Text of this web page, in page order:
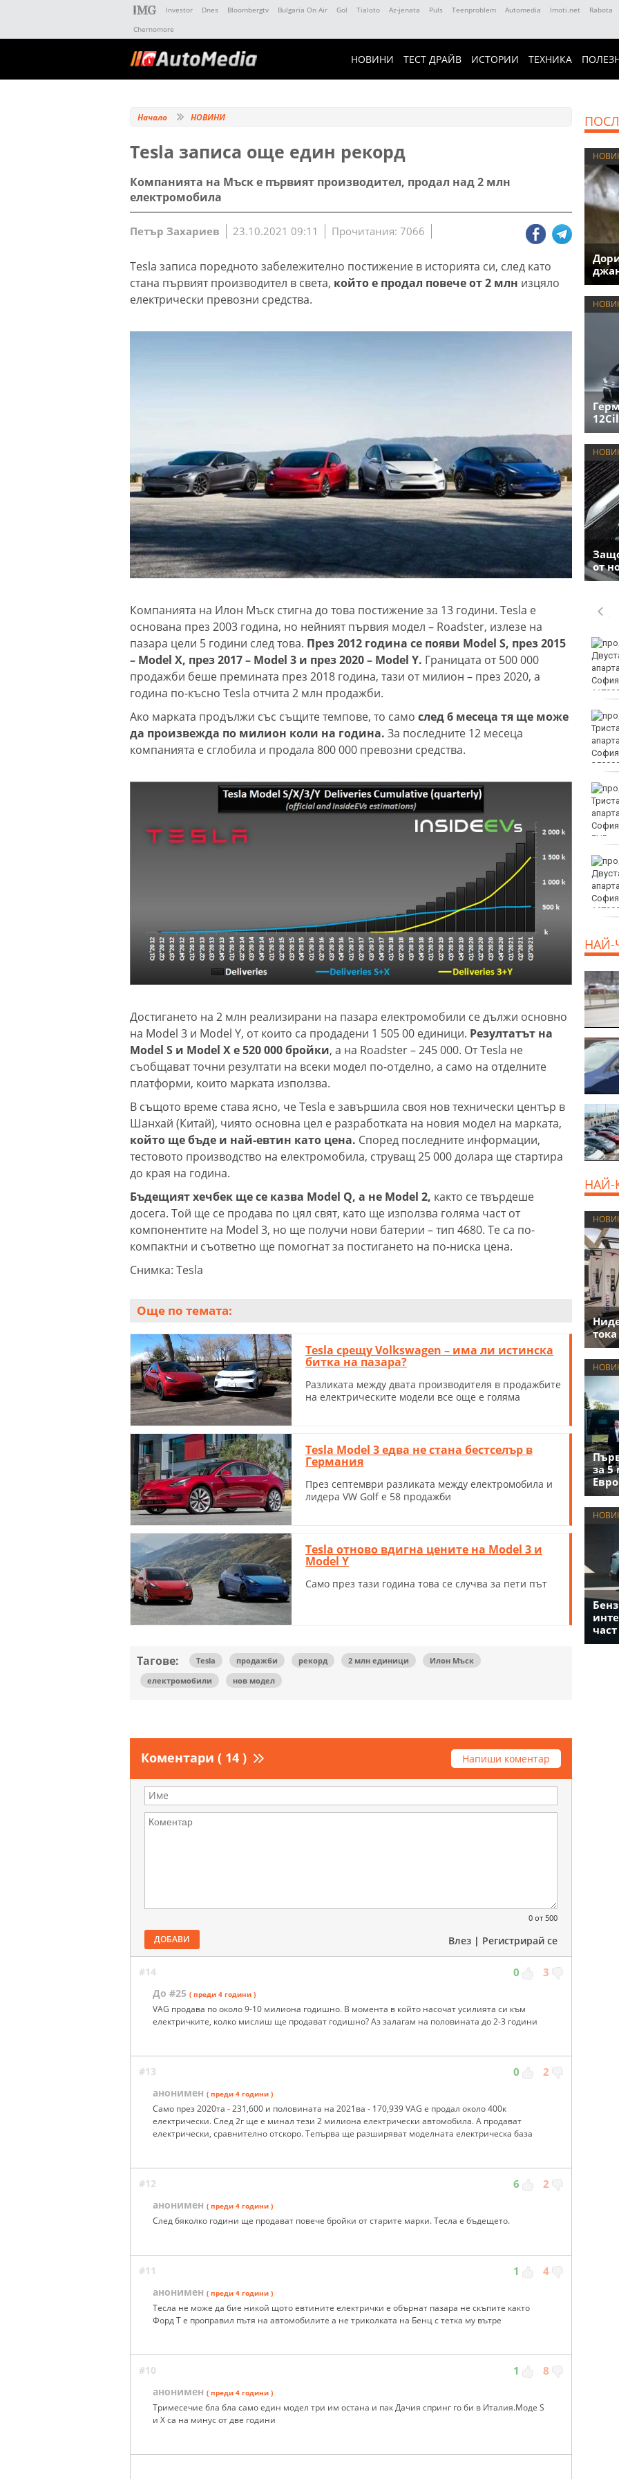
Investor Dnes Bloombergtv Bulgaria On Air Gol Tialoto Az-jenata Puls Teenproblem Automedia Imoti.net Rabota
Chernomore
НОВИНИ ТЕСТ ДРАЙВ ИСТОРИИ ТЕХНИКА
Начало НОВИНИ
Tesla записа още един рекорд
Компанията на Мъск е първият производител, продал над 2 млн
електромобила
Петър Захариев 23.10.2021 09:11 Прочитания: 7066
Tesla записа поредното забележително постижение в историята си, след като
стана първият производител в света, който е продал повече от 2 млн изцяло
електрически превозни средства.
Компанията на Илон Мъск стигна до това постижение за 13 години. Tesla е
основана през 2003 година, но нейният първия модел – Roadster, излезе на
пазара цели 5 години след това. През 2012 година се появи Model S, през 2015
– Model X, през 2017 – Model 3 и през 2020 – Model Y. Границата от 500 000
продажби беше премината през 2018 година, тази от милион – през 2020, а
година по-късно Tesla отчита 2 млн продажби.
Ако марката продължи със същите темпове, то само след 6 месеца тя ще може
да произвежда по милион коли на година. За последните 12 месеца
компанията е сглобила и продала 800 000 превозни средства.
Достигането на 2 млн реализирани на пазара електромобили се дължи основно
на Model 3 и Model Y, от които са продадени 1 505 00 единици. Резултатът на
Model S и Model X е 520 000 бройки, а на Roadster – 245 000. От Tesla не
съобщават точни резултати на всеки модел по-отделно, а само на отделните
платформи, които марката използва.
В същото време става ясно, че Tesla е завършила своя нов технически център в
Шанхай (Китай), чиято основна цел е разработката на новия модел на марката,
който ще бъде и най-евтин като цена. Според последните информации,
тестовото производство на електромобила, струващ 25 000 долара ще стартира
до края на година.
Бъдещият хечбек ще се казва Model Q, а не Model 2, както се твърдеше
досега. Той ще се продава по цял свят, като ще използва голяма част от
компонентите на Model 3, но ще получи нови батерии – тип 4680. Те са по-
компактни и съответно ще помогнат за постигането на по-ниска цена.
Снимка: Tesla
Още по темата:
Tesla срещу Volkswagen – има ли истинска
битка на пазара?
Разликата между двата производителя в продажбите
на електрическите модели все още е голяма
Tesla Model 3 едва не стана бестселър в
Германия
През септември разликата между електромобила и
лидера VW Golf е 58 продажби
Tesla отново вдигна цените на Model 3 и
Model Y
Само през тази година това се случва за пети път
Тагове: Tesla продажби рекорд 2 млн единици
Илон Мъск
електромобили
нов модел
Коментари ( 14 ) Напиши коментар
0 от 500
ДОБАВИ Влез | Регистрирай се
#14 0 3
До #25 ( преди 4 години )
VAG продава по около 9-10 милиона годишно. В момента в който насочат усилията си към
електричките, колко мислиш ще продават годишно? Аз залагам на половината до 2-3 години
#13 0 2
анонимен ( преди 4 години )
Само през 2020та - 231,600 и половината на 2021ва - 170,939 VAG е продал около 400к
електрически. След 2г ще е минал тези 2 милиона електрически автомобила. А продават
електрически, сравнително отскоро. Тепърва ще разширяват моделната електрическа база
#12 6 2
анонимен ( преди 4 години )
След бяколко години ще продават повече бройки от старите марки. Тесла е бъдещето.
#11 1 4
анонимен ( преди 4 години )
Тесла не може да бие никой щото евтините електрички е обърнат пазара не скъпите както
Форд Т е проправил пътя на автомобилите а не триколката на Бенц с тетка му вътре
#10 1 8
анонимен ( преди 4 години )
Тримесечие бла бла само един модел три им остана и пак Дачия спринг го би в Италия.Моде S
и Х са на минус от две години
от
Винисиус Жуниор
преподписа с Реал
ЦСКА удари с 3:0 Макаби
като гост
Тъжна вест! Почина
голямо име в
медицината
Златото стигна до 4295
долара за унция
EUR
800
НАЙ-
НАЙ-
за 5
част